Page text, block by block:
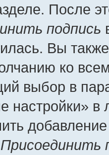
После
подпись
Вы
ко
выбор в
настройки»
Присоединить